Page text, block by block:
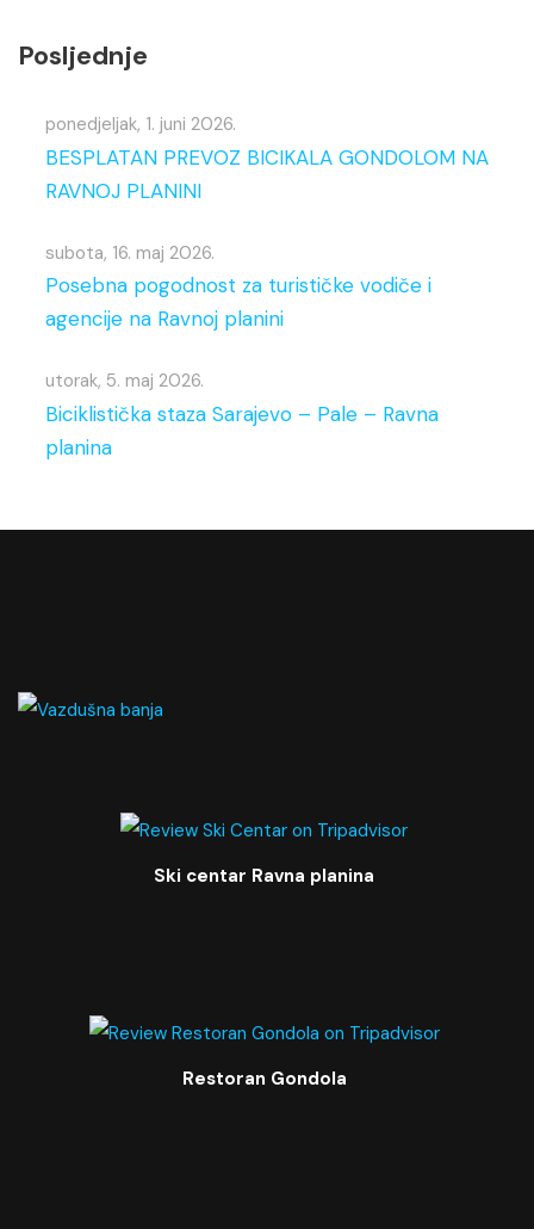
Posljednje
ponedjeljak, 1. juni 2026.
BESPLATAN PREVOZ BICIKALA GONDOLOM NA
RAVNOJ PLANINI
subota, 16. maj 2026.
Posebna pogodnost za turističke vodiče i
agencije na Ravnoj planini
utorak, 5. maj 2026.
Biciklistička staza Sarajevo – Pale – Ravna
planina
Ski centar Ravna planina
Restoran Gondola